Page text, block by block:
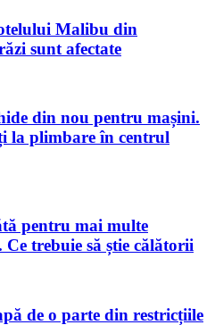
Malibu din
sunt afectate
din nou pentru mașini.
la plimbare în centrul
pentru mai multe
trebuie să știe călătorii
de o parte din restricțiile